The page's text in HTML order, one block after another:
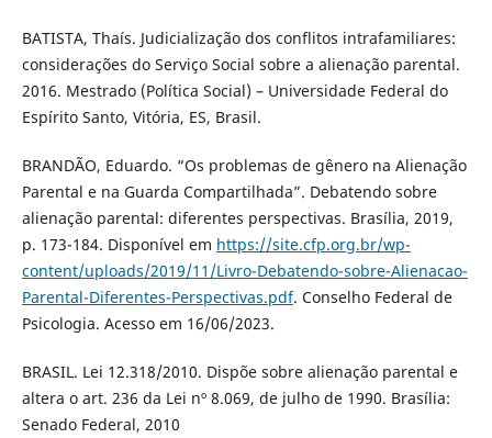
BATISTA, Thaís. Judicialização dos conflitos intrafamiliares:
considerações do Serviço Social sobre a alienação parental.
2016. Mestrado (Política Social) – Universidade Federal do
Espírito Santo, Vitória, ES, Brasil.
BRANDÃO, Eduardo. “Os problemas de gênero na Alienação
Parental e na Guarda Compartilhada”. Debatendo sobre
alienação parental: diferentes perspectivas. Brasília, 2019,
p. 173-184. Disponível em https://site.cfp.org.br/wp-
content/uploads/2019/11/Livro-Debatendo-sobre-Alienacao-
Parental-Diferentes-Perspectivas.pdf. Conselho Federal de
Psicologia. Acesso em 16/06/2023.
BRASIL. Lei 12.318/2010. Dispõe sobre alienação parental e
altera o art. 236 da Lei nº 8.069, de julho de 1990. Brasília:
Senado Federal, 2010